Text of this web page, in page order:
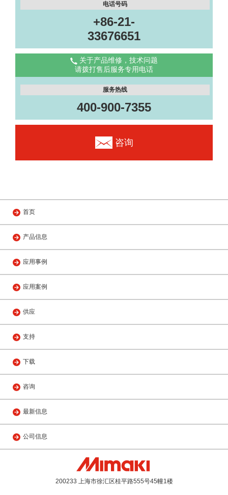
电话号码
+86-21-
33676651
关于产品维修，技术问题
请拨打售后服务专用电话
服务热线
400-900-7355
咨询
首页
产品信息
应用事例
应用案例
供应
支持
下载
咨询
最新信息
公司信息
200233 上海市徐汇区桂平路555号45幢1楼